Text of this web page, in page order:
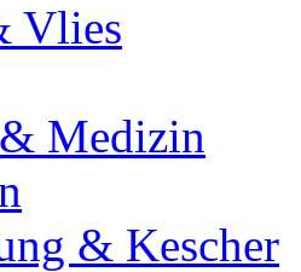
Vlies
Medizin
& Kescher